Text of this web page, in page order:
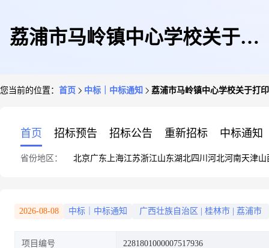
荔浦市马岭镇中心学校关于打
您当前的位置： 首页 中标｜中标通知 荔浦市马岭镇中心学校关于打
首页 招标预告 招标公告 重新招标 中标通知
省份地区： 北京广东 上海江苏浙江山东湖北四川 河北河南天津山
2026-08-08 中标｜中标通知 广西壮族自治区 桂林市 荔浦市
项目编号 2281801000007517936